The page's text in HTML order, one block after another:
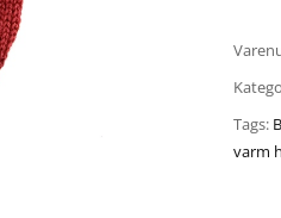
Tags:
varm